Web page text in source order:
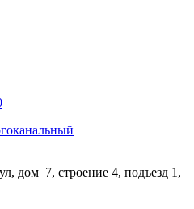
дом 7, строение 4, подъезд 1,